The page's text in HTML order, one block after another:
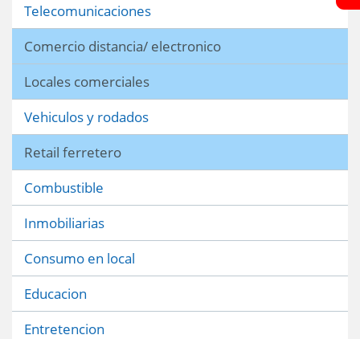
Telecomunicaciones
Comercio distancia/ electronico
Locales comerciales
Vehiculos y rodados
Retail ferretero
Combustible
Inmobiliarias
Consumo en local
Educacion
Entretencion